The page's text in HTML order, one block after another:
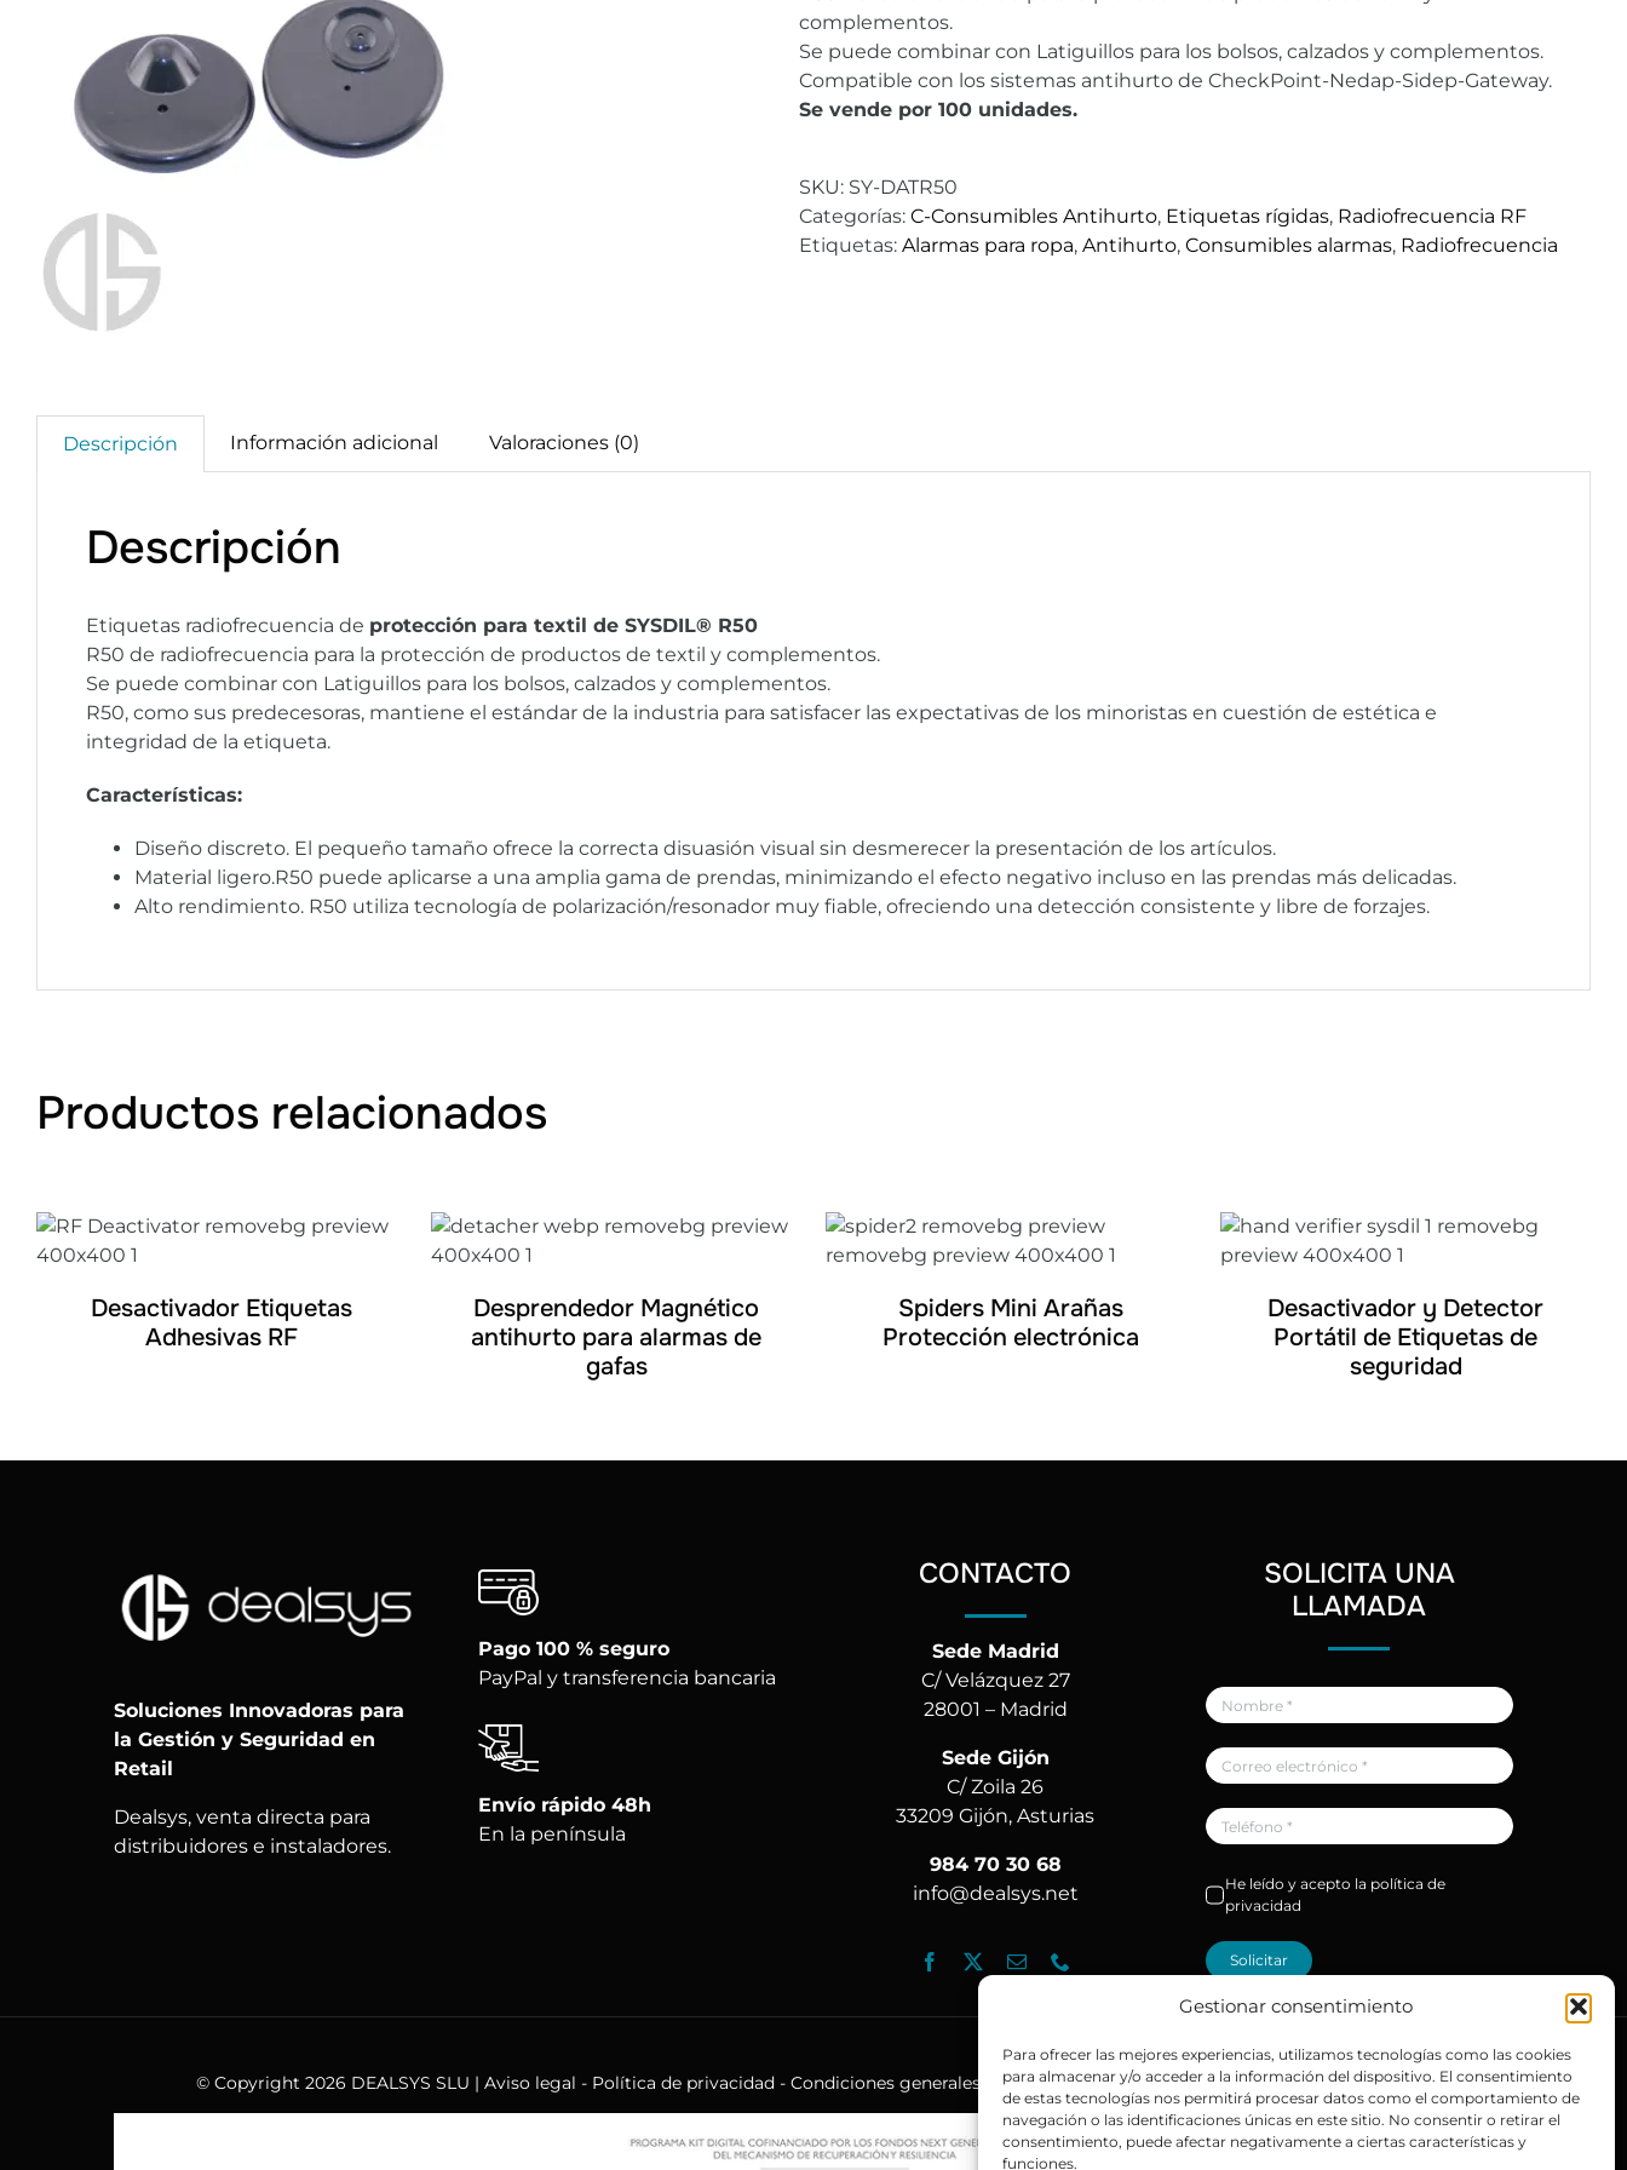
Gestionar consentimiento
Para ofrecer las mejores experiencias, utilizamos tecnologías como las cookies
para almacenar y/o acceder a la información del dispositivo. El consentimiento
de estas tecnologías nos permitirá procesar datos como el comportamiento de
navegación o las identificaciones únicas en este sitio. No consentir o retirar el
consentimiento, puede afectar negativamente a ciertas características y
funciones.
complementos.
Se puede combinar con Latiguillos para los bolsos, calzados y complementos.
Compatible con los sistemas antihurto de CheckPoint-Nedap-Sidep-Gateway.
Se vende por 100 unidades.
SKU: SY-DATR50
Categorías: C-Consumibles Antihurto, Etiquetas rígidas, Radiofrecuencia RF
Etiquetas: Alarmas para ropa, Antihurto, Consumibles alarmas, Radiofrecuencia
Descripción Información adicional Valoraciones (0)
Descripción
Etiquetas radiofrecuencia de protección para textil de SYSDIL® R50
R50 de radiofrecuencia para la protección de productos de textil y complementos.
Se puede combinar con Latiguillos para los bolsos, calzados y complementos.
R50, como sus predecesoras, mantiene el estándar de la industria para satisfacer las expectativas de los minoristas en cuestión de estética e
integridad de la etiqueta.
Características:
Diseño discreto. El pequeño tamaño ofrece la correcta disuasión visual sin desmerecer la presentación de los artículos.
Material ligero.R50 puede aplicarse a una amplia gama de prendas, minimizando el efecto negativo incluso en las prendas más delicadas.
Alto rendimiento. R50 utiliza tecnología de polarización/resonador muy fiable, ofreciendo una detección consistente y libre de forzajes.
Productos relacionados
Desactivador Etiquetas
Adhesivas RF
DETALLES
Desprendedor Magnético
antihurto para alarmas de
gafas
DETALLES
Spiders Mini Arañas
Protección electrónica
DETALLES
Desactivador y Detector
Portátil de Etiquetas de
seguridad
Soluciones Innovadoras para
la Gestión y Seguridad en
Retail
Dealsys, venta directa para
distribuidores e instaladores.
Pago 100 % seguro
PayPal y transferencia bancaria
Envío rápido 48h
En la península
CONTACTO
Sede Madrid
C/ Velázquez 27
28001 – Madrid
Sede Gijón
C/ Zoila 26
33209 Gijón, Asturias
984 70 30 68
info@dealsys.net
SOLICITA UNA
LLAMADA
He leído y acepto la política de
privacidad
Solicitar
© Copyright 2026 DEALSYS SLU | Aviso legal - Política de privacidad - Condiciones generales de venta| Sitio web desarrollado por+QueGusto S.C.